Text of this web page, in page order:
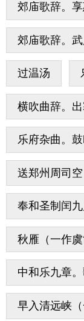
郊庙歌辞。
郊庙歌辞。
过温汤
横吹曲辞。
乐府杂曲。
送郑州周司空
奉和圣制闰
秋雁（一作虞
中和乐九章
早入清远峡（